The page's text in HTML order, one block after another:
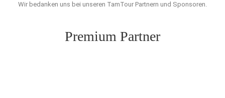
Wir bedanken uns bei unseren TamTour Partnern und Sponsoren.
Premium Partner